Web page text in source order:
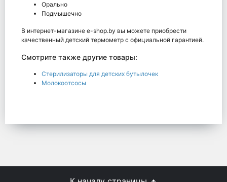
Орально
Подмышечно
В интернет-магазине e-shop.by вы можете приобрести
качественный детский термометр с официальной гарантией.
Смотрите также другие товары:
Стерилизаторы для детских бутылочек
Молокоотсосы